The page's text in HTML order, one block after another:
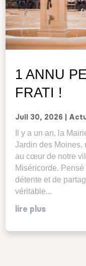
1 ANNU
FRATI !
Juil 30, 2026
Il y a un an, la
Jardin des Moines,
au cœur de notre
Miséricorde.
détente et de
véritable...
lire plus